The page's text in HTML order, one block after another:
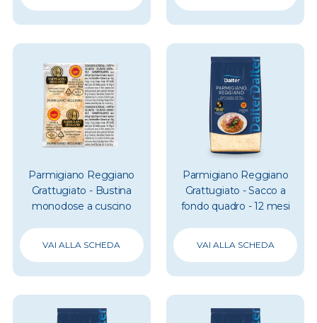
Parmigiano Reggiano
Grattugiato - Bustina
monodose a cuscino
VAI ALLA SCHEDA
Parmigiano Reggiano
Grattugiato - Sacco a
fondo quadro - 12 mesi
VAI ALLA SCHEDA